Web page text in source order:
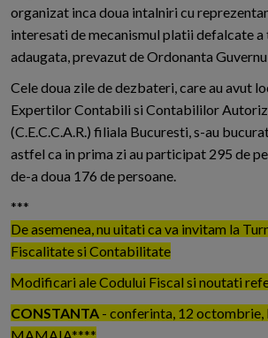
organizat inca doua intalniri cu
interesati de mecanismul platii defalcate a
adaugata, prevazut de Ordonanta
Cele doua zile de dezbateri, care au avut
Expertilor Contabili si Contabililor
(C.E.C.C.A.R.) filiala Bucuresti, s-au
astfel ca in prima zi au participat 295 de
de-a doua 176 de persoane.
***
De asemenea, nu uitati ca va invitam la
Fiscalitate si Contabilitate
Modificari ale Codului Fiscal si noutati
CONSTANTA - conferinta, 12